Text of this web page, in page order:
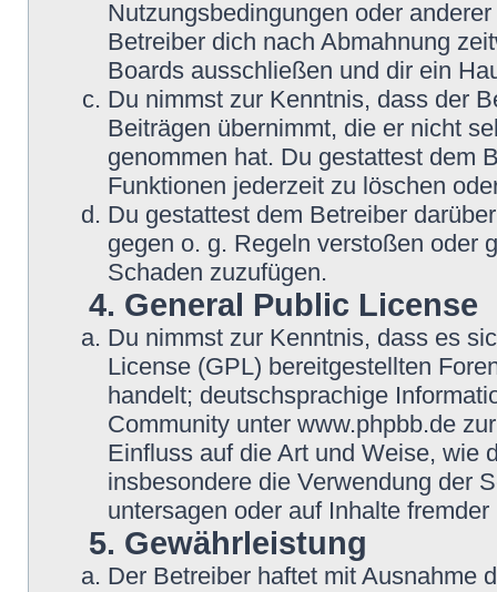
Nutzungsbedingungen oder
Betreiber dich nach Abmahnung
Boards ausschließen und dir ein
Du nimmst zur Kenntnis, dass der
Beiträgen übernimmt, die er nicht
genommen hat. Du gestattest dem
Funktionen jederzeit zu löschen
Du gestattest dem Betreiber
gegen o. g. Regeln verstoßen oder
Schaden zuzufügen.
4. General Public License
Du nimmst zur Kenntnis, dass es
License (GPL) bereitgestellten
handelt; deutschsprachige
Community unter www.phpbb.de
Einfluss auf die Art und Weise, wie
insbesondere die Verwendung der
untersagen oder auf Inhalte
5. Gewährleistung
Der Betreiber haftet mit Ausnahme